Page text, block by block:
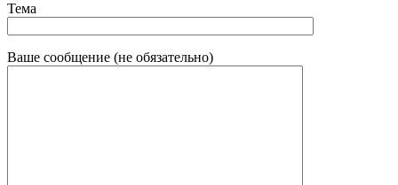
Тема
Ваше сообщение (не обязательно)